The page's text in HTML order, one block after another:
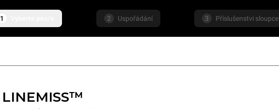
1 2 Uspořádání 3 Příslušenství sloupce
LINEMISS™